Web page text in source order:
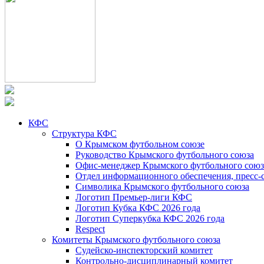
КФС
Структура КФС
О Крымском футбольном союзе
Руководство Крымского футбольного союза
Офис-менеджер Крымского футбольного
Отдел информационного обеспечения, пресс-
Символика Крымского футбольного союза
Логотип Премьер-лиги КФС
Логотип Кубка КФС 2026 года
Логотип Суперкубка КФС 2026 года
Respect
Комитеты Крымского футбольного союза
Судейско-инспекторский комитет
Контрольно-дисциплинарный комитет